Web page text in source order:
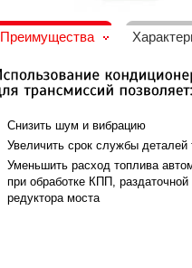
Преимущества
Снизить шум и вибрацию
Увеличить срок службы деталей
Уменьшить расход топлива
при обработке КПП, раздаточной
редуктора моста